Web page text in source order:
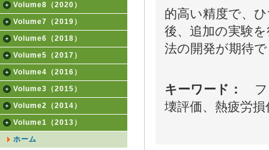
Volume8（2020）
Volume7（2019）
Volume6（2018）
Volume5（2017）
Volume4（2016）
Volume3（2015）
Volume2（2014）
Volume1（2013）
ホーム
的高い精度で、
後、追加の実験
法の開発が期待
キーワード：
フ
壊評価、熱疲労損